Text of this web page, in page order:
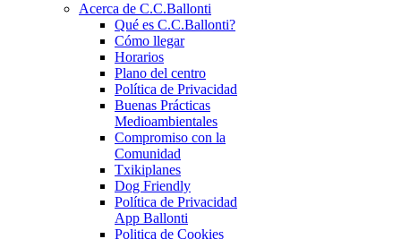
Acerca de C.C.Ballonti
Qué es C.C.Ballonti?
Cómo llegar
Horarios
Plano del centro
Política de Privacidad
Buenas Prácticas
Medioambientales
Compromiso con la
Comunidad
Txikiplanes
Dog Friendly
Política de Privacidad
App Ballonti
Politica de Cookies